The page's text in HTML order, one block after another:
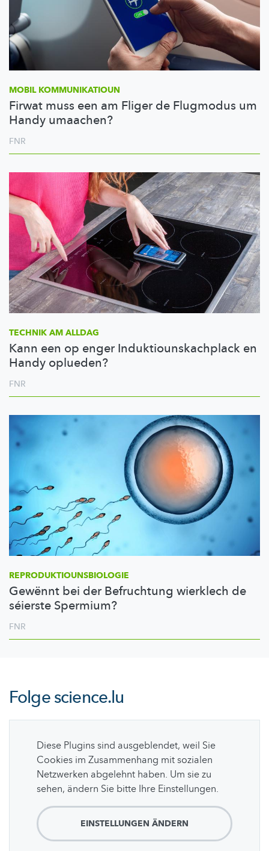
MOBIL KOMMUNIKATIOUN
Firwat muss een am Fliger de Flugmodus um
Handy umaachen?
FNR
TECHNIK AM ALLDAG
Kann een op enger Induktiounskachplack en
Handy oplueden?
FNR
REPRODUKTIOUNSBIOLOGIE
Gewënnt bei der Befruchtung wierklech de
séierste Spermium?
FNR
Folgescience.lu
Diese Plugins sind ausgeblendet, weil Sie
Cookies im Zusammenhang mit sozialen
Netzwerken abgelehnt haben. Um sie zu
sehen, ändern Sie bitte Ihre Einstellungen.
EINSTELLUNGEN ÄNDERN